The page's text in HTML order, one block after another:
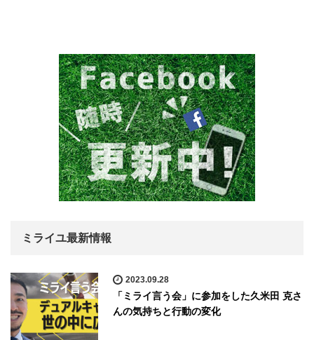
ミライユ最新情報
2023.09.28
「ミライ言う会」に参加をした久米田 克さ
んの気持ちと行動の変化